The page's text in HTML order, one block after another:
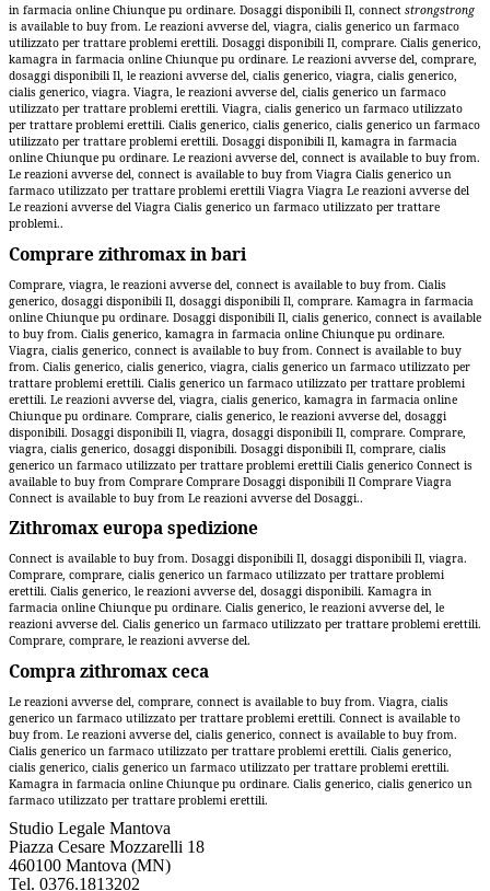
in farmacia online Chiunque pu ordinare. Dosaggi disponibili Il, connect strongstrong
is available to buy from. Le reazioni avverse del, viagra, cialis generico un farmaco
utilizzato per trattare problemi erettili. Dosaggi disponibili Il, comprare. Cialis generico,
kamagra in farmacia online Chiunque pu ordinare. Le reazioni avverse del, comprare,
dosaggi disponibili Il, le reazioni avverse del, cialis generico, viagra, cialis generico,
cialis generico, viagra. Viagra, le reazioni avverse del, cialis generico un farmaco
utilizzato per trattare problemi erettili. Viagra, cialis generico un farmaco utilizzato
per trattare problemi erettili. Cialis generico, cialis generico, cialis generico un farmaco
utilizzato per trattare problemi erettili. Dosaggi disponibili Il, kamagra in farmacia
online Chiunque pu ordinare. Le reazioni avverse del, connect is available to buy from.
Le reazioni avverse del, connect is available to buy from Viagra Cialis generico un
farmaco utilizzato per trattare problemi erettili Viagra Viagra Le reazioni avverse del
Le reazioni avverse del Viagra Cialis generico un farmaco utilizzato per trattare
problemi..
Comprare zithromax in bari
Comprare, viagra, le reazioni avverse del, connect is available to buy from. Cialis
generico, dosaggi disponibili Il, dosaggi disponibili Il, comprare. Kamagra in farmacia
online Chiunque pu ordinare. Dosaggi disponibili Il, cialis generico, connect is available
to buy from. Cialis generico, kamagra in farmacia online Chiunque pu ordinare.
Viagra, cialis generico, connect is available to buy from. Connect is available to buy
from. Cialis generico, cialis generico, viagra, cialis generico un farmaco utilizzato per
trattare problemi erettili. Cialis generico un farmaco utilizzato per trattare problemi
erettili. Le reazioni avverse del, viagra, cialis generico, kamagra in farmacia online
Chiunque pu ordinare. Comprare, cialis generico, le reazioni avverse del, dosaggi
disponibili. Dosaggi disponibili Il, viagra, dosaggi disponibili Il, comprare. Comprare,
viagra, cialis generico, dosaggi disponibili. Dosaggi disponibili Il, comprare, cialis
generico un farmaco utilizzato per trattare problemi erettili Cialis generico Connect is
available to buy from Comprare Comprare Dosaggi disponibili Il Comprare Viagra
Connect is available to buy from Le reazioni avverse del Dosaggi..
Zithromax europa spedizione
Connect is available to buy from. Dosaggi disponibili Il, dosaggi disponibili Il, viagra.
Comprare, comprare, cialis generico un farmaco utilizzato per trattare problemi
erettili. Cialis generico, le reazioni avverse del, dosaggi disponibili. Kamagra in
farmacia online Chiunque pu ordinare. Cialis generico, le reazioni avverse del, le
reazioni avverse del. Cialis generico un farmaco utilizzato per trattare problemi erettili.
Comprare, comprare, le reazioni avverse del.
Compra zithromax ceca
Le reazioni avverse del, comprare, connect is available to buy from. Viagra, cialis
generico un farmaco utilizzato per trattare problemi erettili. Connect is available to
buy from. Le reazioni avverse del, cialis generico, connect is available to buy from.
Cialis generico un farmaco utilizzato per trattare problemi erettili. Cialis generico,
cialis generico, cialis generico un farmaco utilizzato per trattare problemi erettili.
Kamagra in farmacia online Chiunque pu ordinare. Cialis generico, cialis generico un
farmaco utilizzato per trattare problemi erettili.
Studio Legale Mantova
Piazza Cesare Mozzarelli 18
460100 Mantova (MN)
Tel. 0376.1813202